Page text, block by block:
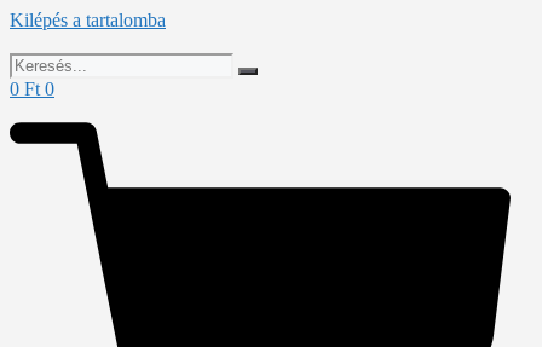
Kilépés a tartalomba
0 Ft 0